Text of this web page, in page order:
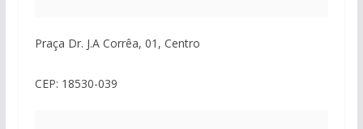
Praça Dr. J.A Corrêa, 01, Centro
CEP: 18530-039